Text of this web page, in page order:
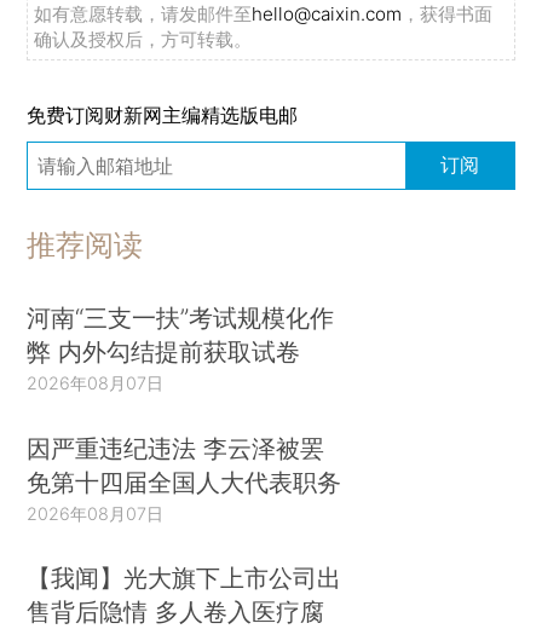
如有意愿转载，请发邮件至hello@caixin.com ，获得书面
确认及授权后，方可转载。
免费订阅财新网主编精选版电邮
订阅
推荐阅读
河南“三支一扶”考试规模化作
弊 内外勾结提前获取试卷
2026年08月07日
因严重违纪违法 李云泽被罢
免第十四届全国人大代表职务
2026年08月07日
【我闻】光大旗下上市公司出
售背后隐情 多人卷入医疗腐